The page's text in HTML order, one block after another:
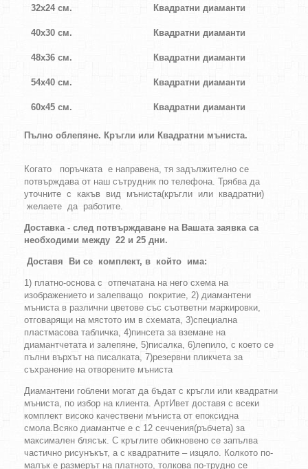
32х24 см. Квадратни диаманти
40х30 см. Квадратни диаманти
48х36 см. Квадратни диаманти
54х40 см. Квадратни диаманти
60х45 см. Квадратни диаманти
Пълно облепяне. Кръгли или Квадратни мъниста.
Когато поръчката е направена, тя задължително се
потвърждава от наш сътрудник по телефона. Трябва да
уточните с какъв вид мъниста(кръгли или квадратни)
желаете да работите.
Доставка - след потвърждаване на Вашата заявка са
необходими между 22 и 25 дни.
Доставя Ви се комплект, в който има:
1) платно-основа с отпечатана на него схема на
изображението и залепващо покритие, 2) диамантени
мъниста в различни цветове със съответни маркировки,
отговарящи на мястото им в схемата, 3)специална
пластмасова табличка, 4)пинсета за вземане на
диамантчетата и залепяне, 5)писалка, 6)лепило, с което се
пълни върхът на писалката, 7)резервни пликчета за
съхранение на отворените мъниста
Диамантени гоблени могат да бъдат с кръгли или квадратни
мъниста, по избор на клиента. АртИвет доставя с всеки
комплект високо качествени мъниста от епоксидна
смола.Всяко диамантче е с 12 сеччения(ръбчета) за
максимален блясък. С кръглите обикновено се запълва
частично рисунъкът, а с квадратните – изцяло. Колкото по-
малък е размерът на платното, толкова по-трудно се